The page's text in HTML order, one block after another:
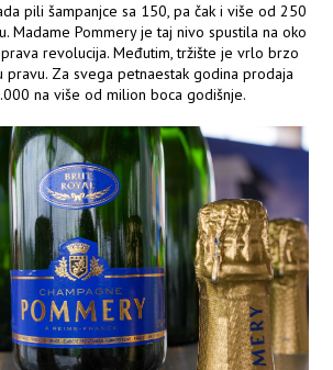
pili šampanjce sa 150, pa čak i više od 250
Madame Pommery je taj nivo spustila na oko
revolucija. Međutim, tržište je vrlo brzo
Za svega petnaestak godina prodaja
na više od milion boca godišnje.